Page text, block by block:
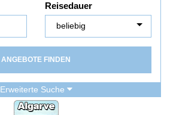
Reisedauer
ANGEBOTE FINDEN
Erweiterte Suche